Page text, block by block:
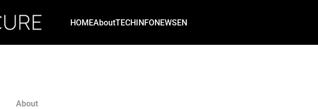
HOMEAboutTECHINFONEWSEN
About